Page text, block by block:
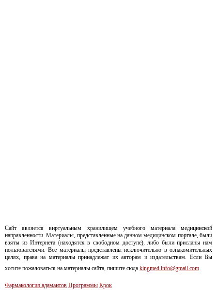
Сайт является виртуальным хранилищем учебного материала медицинской
направленности. Материалы, представленные на данном медицинском портале, были
взяты из Интернета (находятся в свободном доступе), либо были присланы нам
пользователями. Все материалы представлены исключительно в ознакомительных
целях, права на материалы принадлежат их авторам и издательствам. Если Вы
хотите пожаловаться на материалы сайта, пишите сюда kingmed.info@gmail.com
Фармакология адамантов Программы Крок